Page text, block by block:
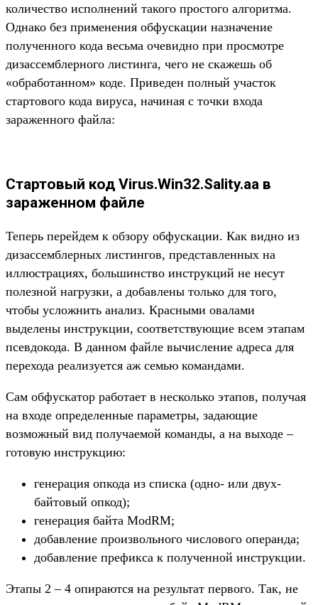
количество исполнений такого простого алгоритма.
Однако без применения обфускации назначение
полученного кода весьма очевидно при просмотре
дизассемблерного листинга, чего не скажешь об
«обработанном» коде. Приведен полный участок
стартового кода вируса, начиная с точки входа
зараженного файла:
Стартовый код Virus.Win32.Sality.aa в
зараженном файле
Теперь перейдем к обзору обфускации. Как видно из
дизассемблерных листингов, представленных на
иллюстрациях, большинство инструкций не несут
полезной нагрузки, а добавлены только для того,
чтобы усложнить анализ. Красными овалами
выделены инструкции, соответствующие всем этапам
псевдокода. В данном файле вычисление адреса для
перехода реализуется аж семью командами.
Сам обфускатор работает в несколько этапов, получая
на входе определенные параметры, задающие
возможный вид получаемой команды, а на выходе –
готовую инструкцию:
генерация опкода из списка (одно- или двух-
байтовый опкод);
генерация байта ModRM;
добавление произвольного числового операнда;
добавление префикса к полученной инструкции.
Этапы 2 – 4 опираются на результат первого. Так, не